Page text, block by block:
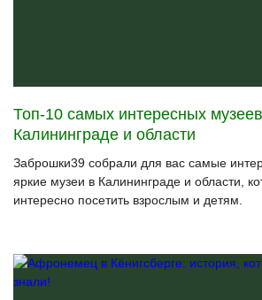
Топ-10 самых интересных
Калининграде и области
Заброшки39 собрали для вас самые
яркие музеи в Калининграде и области,
интересно посетить взрослым и детям.